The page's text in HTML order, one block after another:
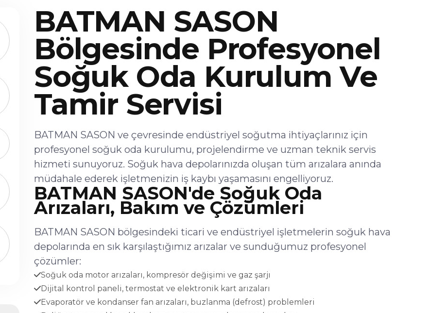
BATMAN SASON
Bölgesinde Profesyonel
Soğuk Oda Kurulum Ve
Tamir Servisi
BATMAN SASON ve çevresinde endüstriyel soğutma ihtiyaçlarınız için
profesyonel soğuk oda kurulumu, projelendirme ve uzman teknik servis
hizmeti sunuyoruz. Soğuk hava depolarınızda oluşan tüm arızalara anında
müdahale ederek işletmenizin iş kaybı yaşamasını engelliyoruz.
BATMAN SASON'de Soğuk Oda
Arızaları, Bakım ve Çözümleri
BATMAN SASON bölgesindeki ticari ve endüstriyel işletmelerin soğuk hava
depolarında en sık karşılaştığımız arızalar ve sunduğumuz profesyonel
çözümler:
Soğuk oda motor arızaları, kompresör değişimi ve gaz şarjı
Dijital kontrol paneli, termostat ve elektronik kart arızaları
Evaporatör ve kondanser fan arızaları, buzlanma (defrost) problemleri